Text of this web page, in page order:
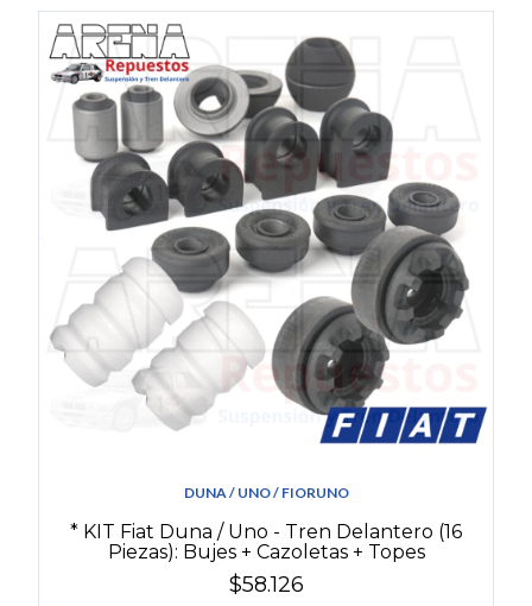
DUNA / UNO / FIORUNO
* KIT Fiat Duna / Uno - Tren Delantero (16
Piezas): Bujes + Cazoletas + Topes
$58.126